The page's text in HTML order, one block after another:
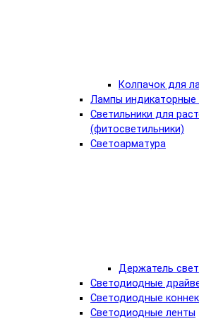
Колпачок для
Лампы индикаторные
Светильники для
(фитосветильники)
Светоарматура
Держатель
Светодиодные
Светодиодные
Светодиодные ленты